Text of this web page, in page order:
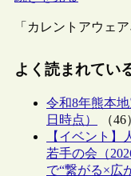
「カレントアウェ
よく読まれてい
令和8年熊本
日時点）
（46
【イベント
若手の会（
で“繋がる×広